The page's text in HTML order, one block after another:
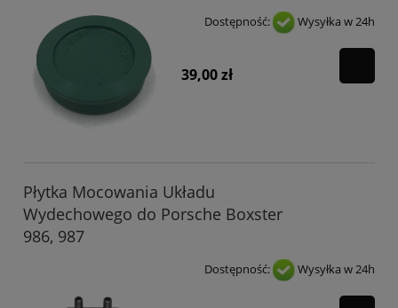
Dostępność: Wysyłka w 24h
39,00 zł
Płytka Mocowania Układu
Wydechowego do Porsche Boxster
986, 987
Dostępność: Wysyłka w 24h